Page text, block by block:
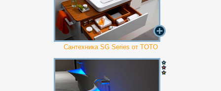
Сантехника SG Series от TOTO